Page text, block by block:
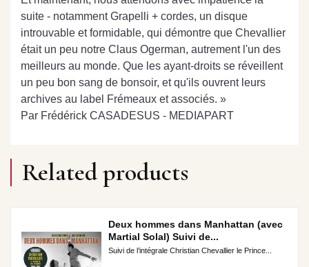
suite - notamment Grapelli + cordes, un disque
introuvable et formidable, qui démontre que Chevallier
était un peu notre Claus Ogerman, autrement l'un des
meilleurs au monde. Que les ayant-droits se réveillent
un peu bon sang de bonsoir, et qu'ils ouvrent leurs
archives au label Frémeaux et associés. »
Par Frédérick CASADESUS - MEDIAPART
Related products
Deux hommes dans Manhattan (avec
Martial Solal) Suivi de...
Suivi de l’intégrale Christian Chevallier le Prince...